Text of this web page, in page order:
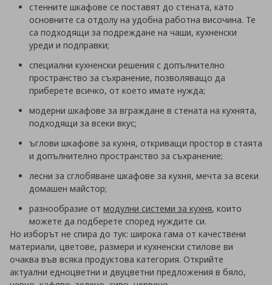
стенните шкафове се поставят до стената, като
основните са отдолу на удобна работна височина. Те
са подходящи за подреждане на чаши, кухненски
уреди и подправки;
специални кухненски решения с допълнително
пространство за съхранение, позволяващо да
приберете всичко, от което имате нужда;
модерни шкафове за вграждане в стената на кухнята,
подходящи за всеки вкус;
ъглови шкафове за кухня, откриващи простор в стаята
и допълнително пространство за съхранение;
лесни за сглобяване шкафове за кухня, мечта за всеки
домашен майстор;
разнообразие от модулни системи за кухня, които
можете да подберете според нуждите си.
Но изборът не спира до тук: широка гама от качествени
материали, цветове, размери и кухненски стилове ви
очаква във всяка продуктова категория. Открийте
актуални едноцветни и двуцветни предложения в бяло,